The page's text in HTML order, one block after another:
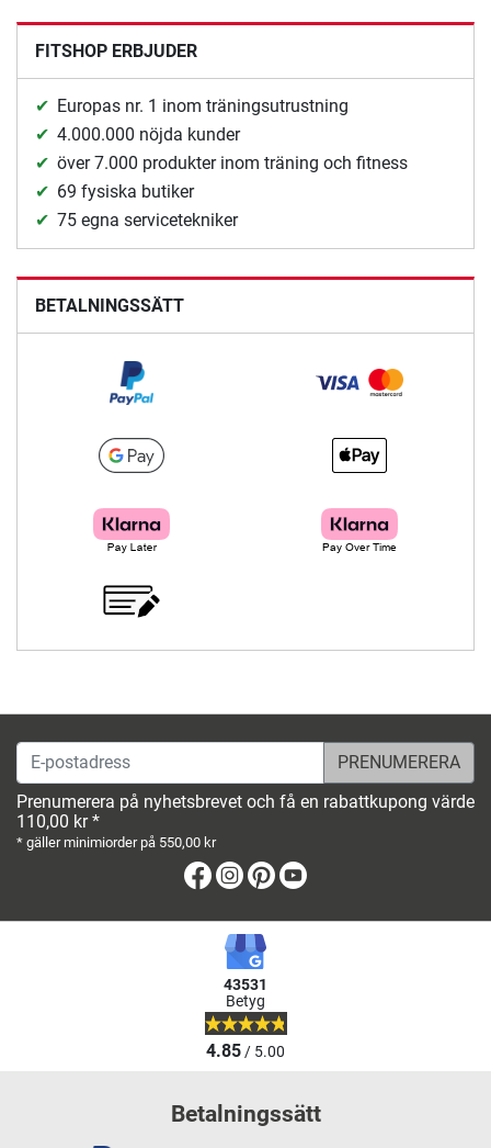
FITSHOP ERBJUDER
Europas nr. 1 inom träningsutrustning
4.000.000 nöjda kunder
över 7.000 produkter inom träning och fitness
69 fysiska butiker
75 egna servicetekniker
BETALNINGSSÄTT
E-postadress
Prenumerera på nyhetsbrevet och få en rabattkupong värde
110,00 kr *
* gäller minimiorder på 550,00 kr
Facebook
Instagram
Pinterest
43531
Betyg
4.85/ 5.00
Betalningssätt